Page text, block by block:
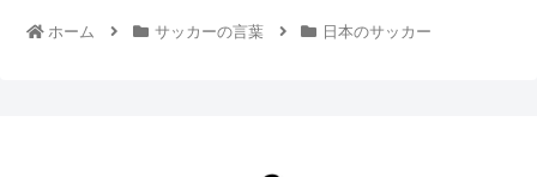
ホーム サッカーの言葉 日本のサッカー